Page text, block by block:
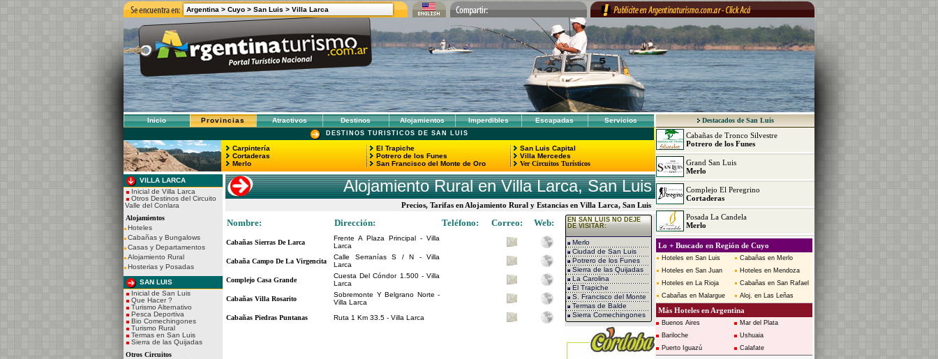
Argentina > Cuyo > San Luis > Villa Larca
Inicio Provincias Atractivos Destinos Alojamientos Imperdibles Escapadas Servicios
DESTINOS TURISTICOS DE SAN LUIS
Carpintería
Cortaderas
Merlo
El Trapiche
Potrero de los Funes
San Francisco del Monte de Oro
San Luis Capital
Villa Mercedes
Ver Circuitos Turísticos
VILLA LARCA
Inicial de Villa Larca
Otros Destinos del Circuito
Valle del Conlara
Alojamientos
Hoteles
Cabañas y Bungalows
Casas y Departamentos
Alojamiento Rural
Hosterias y Posadas
SAN LUIS
Inicial de San Luis
Que Hacer ?
Turismo Alternativo
Pesca Deportiva
Bio Comechingones
Turismo Rural
Termas en San Luis
Sierra de las Quijadas
Otros Circuitos
Alojamiento Rural en Villa Larca, San Luis
Precios, Tarifas en Alojamiento Rural y Estancias en Villa Larca, San Luis
Nombre: Dirección: Teléfono: Correo: Web:
Cabañas Sierras De Larca
Frente A Plaza Principal - Villa
Larca
Cabaña Campo De La Virgencita
Calle Serranías S / N - Villa
Larca
Complejo Casa Grande
Cuesta Del Cóndor 1.500 - Villa
Larca
Cabañas Villa Rosarito
Sobremonte Y Belgrano Norte -
Villa Larca
Cabañas Piedras Puntanas
Ruta 1 Km 33.5 - Villa Larca
EN SAN LUIS NO DEJE
DE VISITAR:
Merlo
Ciudad de San Luis
Potrero de los Funes
Sierra de las Quijadas
La Carolina
El Trapiche
S. Francisco del Monte
Termas de Balde
Sierra Comechingones
Destacados de San Luis
Cabañas de Tronco Silvestre
Potrero de los Funes
Grand San Luis
Merlo
Complejo El Peregrino
Cortaderas
Posada La Candela
Merlo
Lo + Buscado en Región de Cuyo
Hoteles en San Luis
Cabañas en Merlo
Hoteles en San Juan
Hoteles en Mendoza
Hoteles en La Rioja
Cabañas en San Rafael
Cabañas en Malargue
Aloj. en Las Leñas
Más Hoteles en Argentina
Buenos Aires
Mar del Plata
Bariloche
Ushuaia
Puerto Iguazú
Calafate